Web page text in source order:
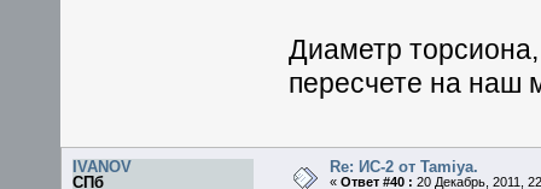
Диаметр торсиона,
пересчете на наш
IVANOV
СПб
Re: ИС-2 от Tamiya.
« Ответ #40 : 20 Декабрь, 2011,